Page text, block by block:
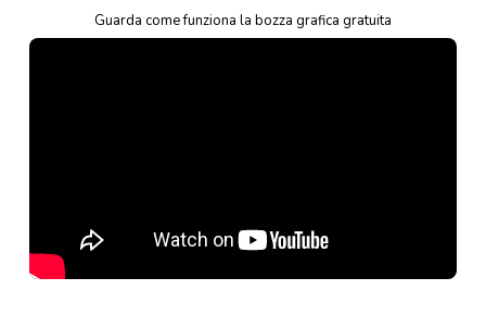
Guarda come funziona la bozza grafica gratuita